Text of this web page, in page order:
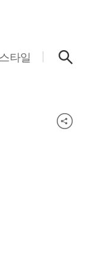
타일